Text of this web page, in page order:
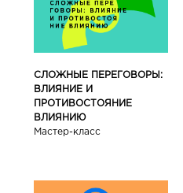
СЛОЖНЫЕ ПЕРЕГОВОРЫ:
ВЛИЯНИЕ И
ПРОТИВОСТОЯНИЕ
ВЛИЯНИЮ
Мастер-класс